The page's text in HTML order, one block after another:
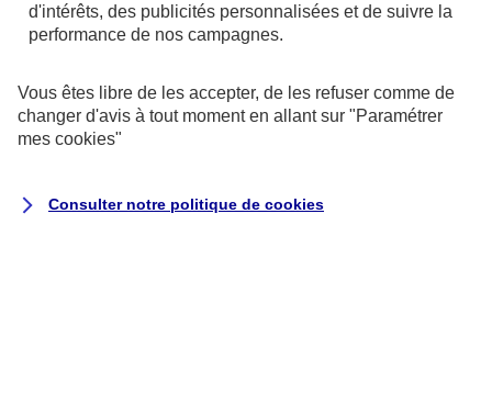
?
Vous êtes un particulier
souscrit pour vous, vos proches ou votre
d'intérêts, des publicités personnalisées et de suivre la
performance de nos campagnes.
Vous êtes libre de les accepter, de les refuser comme de
changer d'avis à tout moment en allant sur "Paramétrer
mes cookies"
Consulter notre politique de cookies